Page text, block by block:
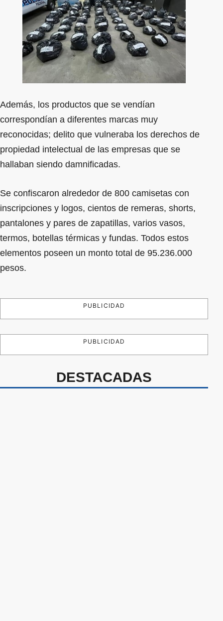
Además, los productos que se vendían
correspondían a diferentes marcas muy
reconocidas; delito que vulneraba los derechos de
propiedad intelectual de las empresas que se
hallaban siendo damnificadas.
Se confiscaron alrededor de 800 camisetas con
inscripciones y logos, cientos de remeras, shorts,
pantalones y pares de zapatillas, varios vasos,
termos, botellas térmicas y fundas. Todos estos
elementos poseen un monto total de 95.236.000
pesos.
PUBLICIDAD
PUBLICIDAD
DESTACADAS